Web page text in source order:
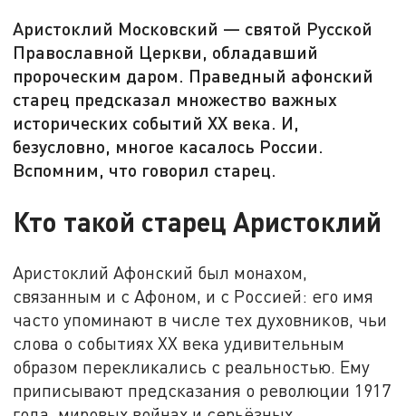
Аристоклий Московский — святой Русской
Православной Церкви, обладавший
пророческим даром. Праведный афонский
старец предсказал множество важных
исторических событий XX века. И,
безусловно, многое касалось России.
Вспомним, что говорил старец.
Кто такой старец Аристоклий
Аристоклий Афонский был монахом,
связанным и с Афоном, и с Россией: его имя
часто упоминают в числе тех духовников, чьи
слова о событиях XX века удивительным
образом перекликались с реальностью. Ему
приписывают предсказания о революции 1917